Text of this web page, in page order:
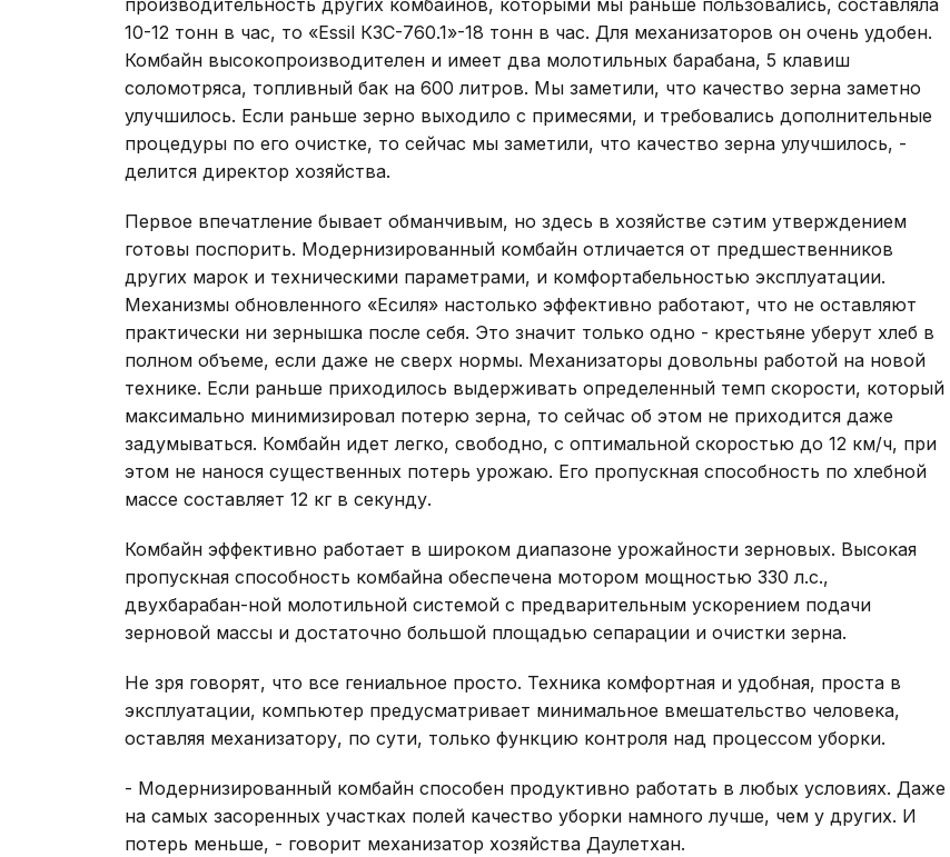
производительность других комбайнов, которыми мы раньше пользовались, составляла
10-12 тонн в час, то «Essil КЗС-760.1»-18 тонн в час. Для механизаторов он очень удобен.
Комбайн высокопроизводителен и имеет два молотильных барабана, 5 клавиш
соломотряса, топливный бак на 600 литров. Мы заметили, что качество зерна заметно
улучшилось. Если раньше зерно выходило с примесями, и требовались дополнительные
процедуры по его очистке, то сейчас мы заметили, что качество зерна улучшилось, -
делится директор хозяйства.
Первое впечатление бывает обманчивым, но здесь в хозяйстве сэтим утверждением
готовы поспорить. Модернизированный комбайн отличается от предшественников
других марок и техническими параметрами, и комфортабельностью эксплуатации.
Механизмы обновленного «Есиля» настолько эффективно работают, что не оставляют
практически ни зернышка после себя. Это значит только одно - крестьяне уберут хлеб в
полном объеме, если даже не сверх нормы. Механизаторы довольны работой на новой
технике. Если раньше приходилось выдерживать определенный темп скорости, который
максимально минимизировал потерю зерна, то сейчас об этом не приходится даже
задумываться. Комбайн идет легко, свободно, с оптимальной скоростью до 12 км/ч, при
этом не нанося существенных потерь урожаю. Его пропускная способность по хлебной
массе составляет 12 кг в секунду.
Комбайн эффективно работает в широком диапазоне урожайности зерновых. Высокая
пропускная способность комбайна обеспечена мотором мощностью 330 л.с.,
двухбарабан-ной молотильной системой с предварительным ускорением подачи
зерновой массы и достаточно большой площадью сепарации и очистки зерна.
Не зря говорят, что все гениальное просто. Техника комфортная и удобная, проста в
эксплуатации, компьютер предусматривает минимальное вмешательство человека,
оставляя механизатору, по сути, только функцию контроля над процессом уборки.
- Модернизированный комбайн способен продуктивно работать в любых условиях. Даже
на самых засоренных участках полей качество уборки намного лучше, чем у других. И
потерь меньше, - говорит механизатор хозяйства Даулетхан.